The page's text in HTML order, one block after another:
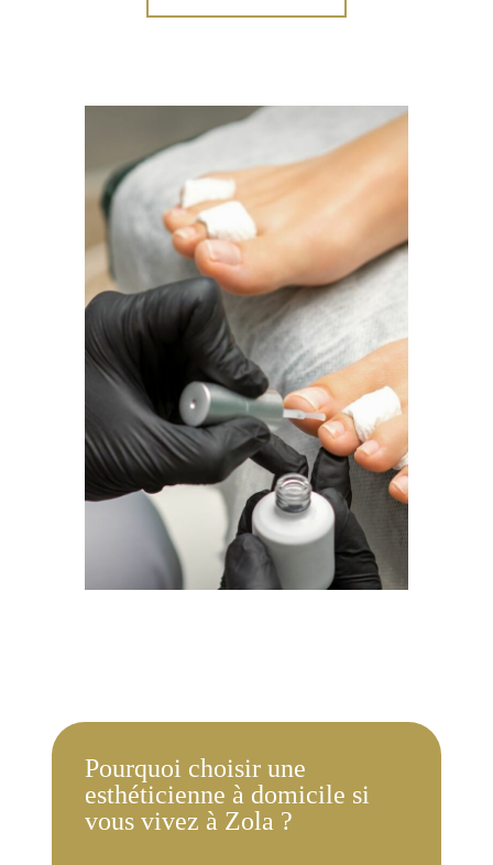
Pourquoi choisir une
esthéticienne à domicile si
vous vivez à Zola ?